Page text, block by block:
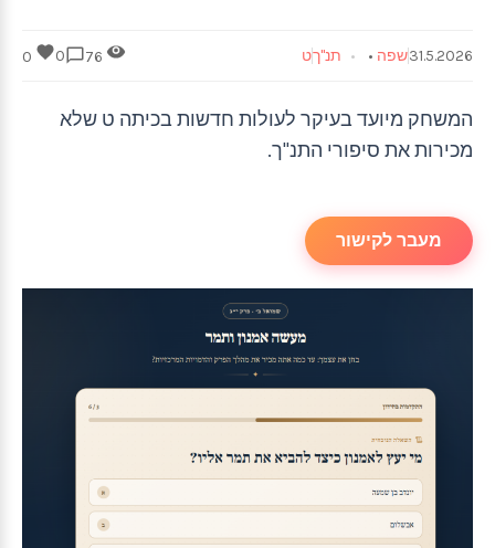
31.5.2026שפה • תנ"ךט 0
המשחק מיועד בעיקר לעולות חדשות בכיתה ט שלא
מכירות את סיפורי התנ"ך.
מעבר לקישור